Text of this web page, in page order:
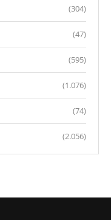
(304)
(47)
(595)
(1.076)
(74)
(2.056)